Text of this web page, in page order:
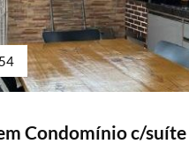
Condomínio c/suíte